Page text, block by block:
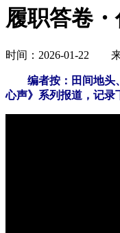
履职答卷
时间：2026-01-22 来
编者按：田间地头
心声》系列报道，记录